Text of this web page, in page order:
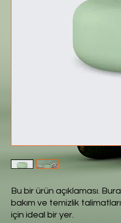
Bu bir ürün açıklaması.
bakım ve temizlik
için ideal bir yer.